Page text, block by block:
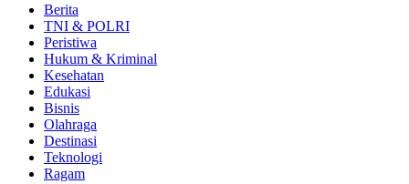
Berita
TNI & POLRI
Peristiwa
Hukum & Kriminal
Kesehatan
Edukasi
Bisnis
Olahraga
Destinasi
Teknologi
Ragam